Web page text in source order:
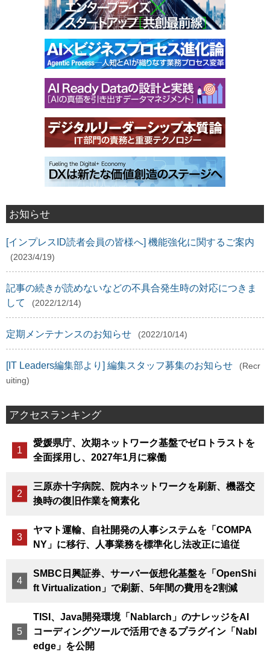
お知らせ
[インプレスID読者会員の皆様へ] 機能強化に関するご案内
(2023/4/19)
記事の続きが読めないなどの不具合発生時の対応につきま
して
(2022/12/14)
定期メンテナンスのお知らせ (2022/10/14)
[IT Leaders編集部より] 編集スタッフ募集のお知らせ
(Recr
uiting)
アクセスランキング
愛媛県庁、次期ネットワーク基盤でゼロトラストを
全面採用し、2027年1月に稼働
三原赤十字病院、院内ネットワークを刷新、機器交
換時の復旧作業を簡素化
ヤマト運輸、自社開発の人事システムを「COMPA
NY」に移行、人事業務を標準化し法改正に追従
SMBC日興証券、サーバー仮想化基盤を「OpenShi
ft Virtualization」で刷新、5年間の費用を2割減
TISI、Java開発環境「Nablarch」のナレッジをAI
コーディングツールで活用できるプラグイン「Nabl
edge」を公開